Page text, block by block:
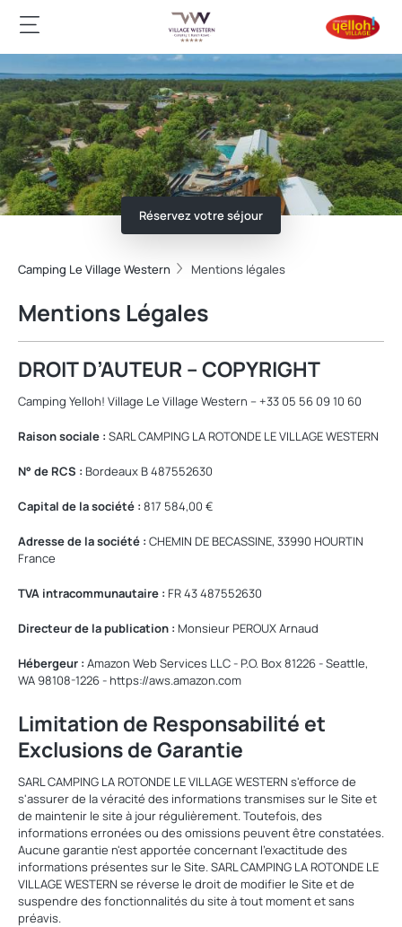
Réservez votre séjour
Camping Le Village Western Mentions légales
Mentions Légales
DROIT D’AUTEUR – COPYRIGHT
Camping Yelloh! Village Le Village Western – +33 05 56 09 10 60
Raison sociale : SARL CAMPING LA ROTONDE LE VILLAGE WESTERN
N° de RCS : Bordeaux B 487552630
Capital de la société : 817 584,00 €
Adresse de la société : CHEMIN DE BECASSINE, 33990 HOURTIN
France
TVA intracommunautaire : FR 43 487552630
Directeur de la publication : Monsieur PEROUX Arnaud
Hébergeur : Amazon Web Services LLC - P.O. Box 81226 - Seattle,
WA 98108-1226 - https://aws.amazon.com
Limitation de Responsabilité et
Exclusions de Garantie
SARL CAMPING LA ROTONDE LE VILLAGE WESTERN s'efforce de
s'assurer de la véracité des informations transmises sur le Site et
de maintenir le site à jour régulièrement. Toutefois, des
informations erronées ou des omissions peuvent être constatées.
Aucune garantie n'est apportée concernant l'exactitude des
informations présentes sur le Site. SARL CAMPING LA ROTONDE LE
VILLAGE WESTERN se réverse le droit de modifier le Site et de
suspendre des fonctionnalités du site à tout moment et sans
préavis.